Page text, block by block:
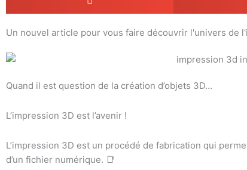
Un nouvel article pour vous faire découvrir l'univers de
Quand il est question de la création d’objets 3D…
L’impression 3D est l’avenir !
L’impression 3D est un procédé de fabrication qui
d’un fichier numérique. 📑